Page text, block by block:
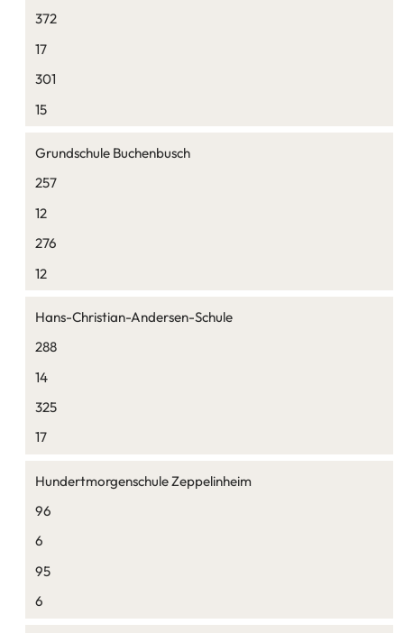
372
17
301
15
Grundschule Buchenbusch
257
12
276
12
Hans-Christian-Andersen-Schule
288
14
325
17
Hundertmorgenschule Zeppelinheim
96
6
95
6